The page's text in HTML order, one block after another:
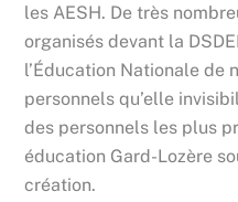
les AESH. De très
organisés devant la
l’Éducation Nationale de
personnels qu’elle
des personnels les plus
éducation Gard-Lozère
création.